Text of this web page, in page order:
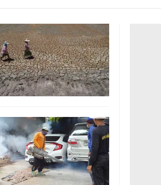
Video
Shorts video
Podcast
EMagazine
Photo
Infographic
Góc ảnh